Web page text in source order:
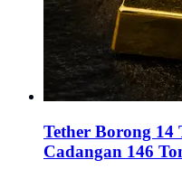
Tether Borong 14
Cadangan 146